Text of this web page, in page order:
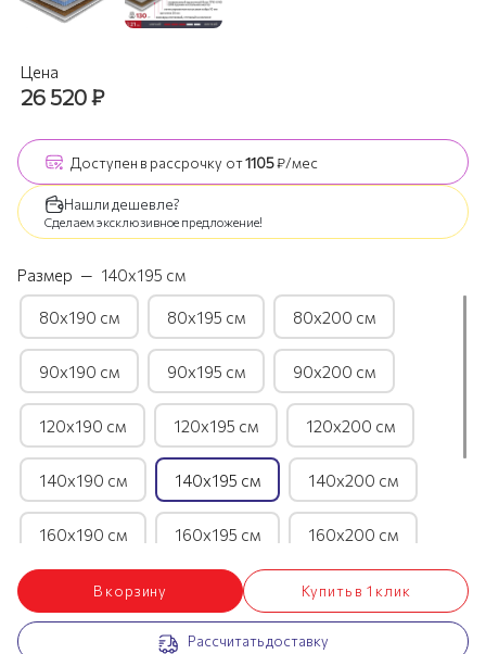
Цена
26 520₽
Доступен в рассрочку от1105₽/мес
Нашли дешевле?
Сделаем эксклюзивное предложение!
Размер — 140х195 см
80х190 см 80х195 см 80х200 см
90х190 см 90х195 см 90х200 см
120х190 см 120х195 см 120х200 см
140х190 см 140х195 см 140х200 см
160х190 см 160х195 см 160х200 см
180х190 см 180х195 см 180х200 см
200х195 см 200х200 см
В корзину Купить в 1 клик
Рассчитать доставку